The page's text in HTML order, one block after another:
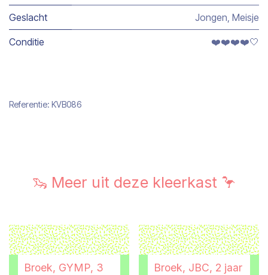
Geslacht Jongen, Meisje
Conditie ❤️❤️❤️❤️🤍
Referentie: KVB086
🦦 Meer uit deze kleerkast 🦩
Broek, GYMP, 3
Broek, JBC, 2 jaar